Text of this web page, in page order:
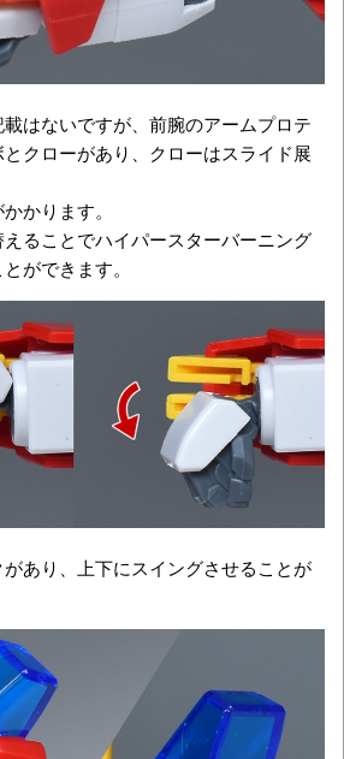
はないですが、前腕のアームプロテ
クローがあり、クローはスライド展
かります。
ることでハイパースターバーニング
ができます。
あり、上下にスイングさせることが